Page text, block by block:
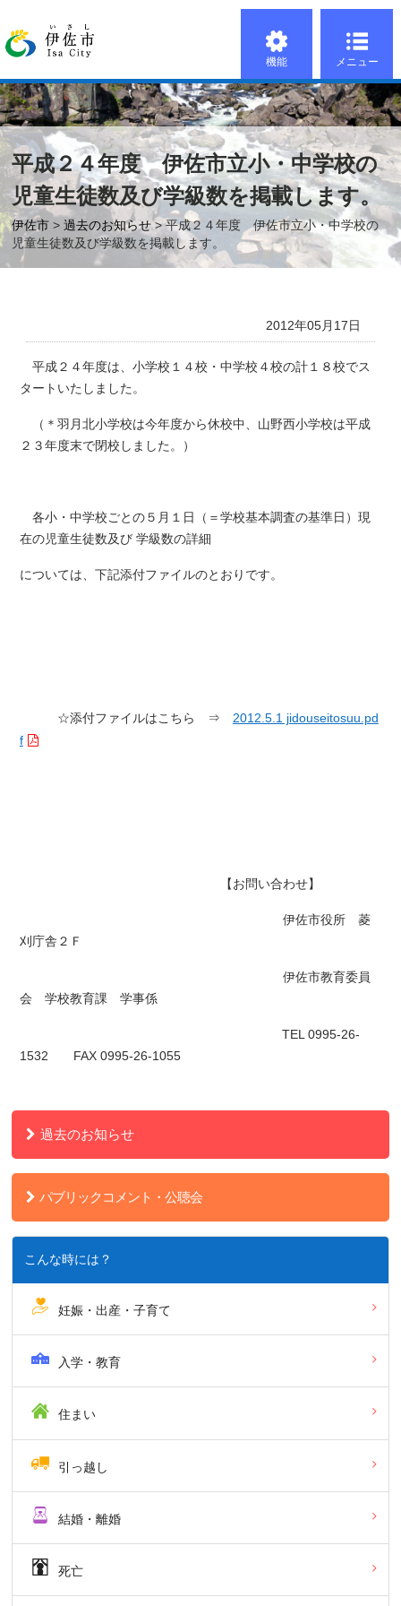
機能 メニュー
平成２４年度 伊佐市立小・中学校の
児童生徒数及び学級数を掲載します。
伊佐市 >過去のお知らせ> 平成２４年度 伊佐市立小・中学校の
児童生徒数及び学級数を掲載します。
2012年05月17日
平成２４年度は、小学校１４校・中学校４校の計１８校でス
タートいたしました。
（＊羽月北小学校は今年度から休校中、山野西小学校は平成
２３年度末で閉校しました。）
各小・中学校ごとの５月１日（＝学校基本調査の基準日）現
在の児童生徒数及び 学級数の詳細
については、下記添付ファイルのとおりです。
☆添付ファイルはこちら ⇒ 2012.5.1 jidouseitosuu.pd
f
【お問い合わせ】
伊佐市役所 菱
刈庁舎２Ｆ
伊佐市教育委員
会 学校教育課 学事係
TEL 0995-26-
1532 FAX 0995-26-1055
過去のお知らせ
パブリックコメント・公聴会
こんな時には？
妊娠・出産・子育て
入学・教育
住まい
引っ越し
結婚・離婚
死亡